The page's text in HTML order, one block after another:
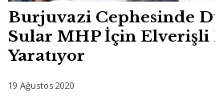
Burjuvazi Cephesinde
Sular MHP İçin
Yaratıyor
19 Ağustos 2020